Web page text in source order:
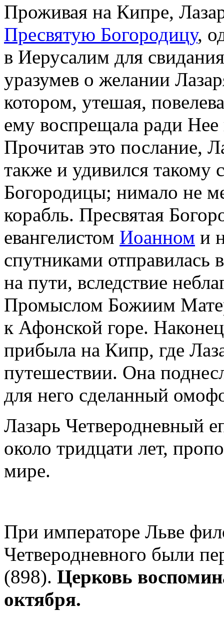
Проживая на Кипре,
Пресвятую Богородицу,
в Иерусалим для
уразумев о желании
котором, утешая,
ему воспрещала ради
Прочитав это послание,
также и удивился
Богородицы; нимало не
корабль. Пресвятая
евангелистом Иоанном и
спутниками отправилась
на пути, вследствие
Промыслом Божиим
к Афонской горе.
прибыла на Кипр, где
путешествии. Она
для него сделанный
Лазарь Четверодневный
около тридцати лет,
мире.
При императоре Льве
Четверодневного были
(898). Церковь
октября.